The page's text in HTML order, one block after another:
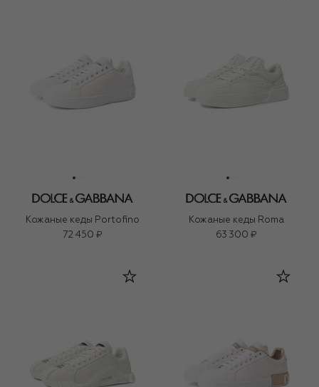
Кожаные кеды Portofino
72 450 ₽
Кожаные кеды Roma
63 300 ₽